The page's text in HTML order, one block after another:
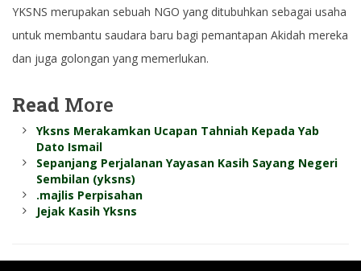
YKSNS merupakan sebuah NGO yang ditubuhkan sebagai usaha
untuk membantu saudara baru bagi pemantapan Akidah mereka
dan juga golongan yang memerlukan.
Read More
Yksns Merakamkan Ucapan Tahniah Kepada Yab
Dato Ismail
Sepanjang Perjalanan Yayasan Kasih Sayang Negeri
Sembilan (yksns)
.majlis Perpisahan
Jejak Kasih Yksns